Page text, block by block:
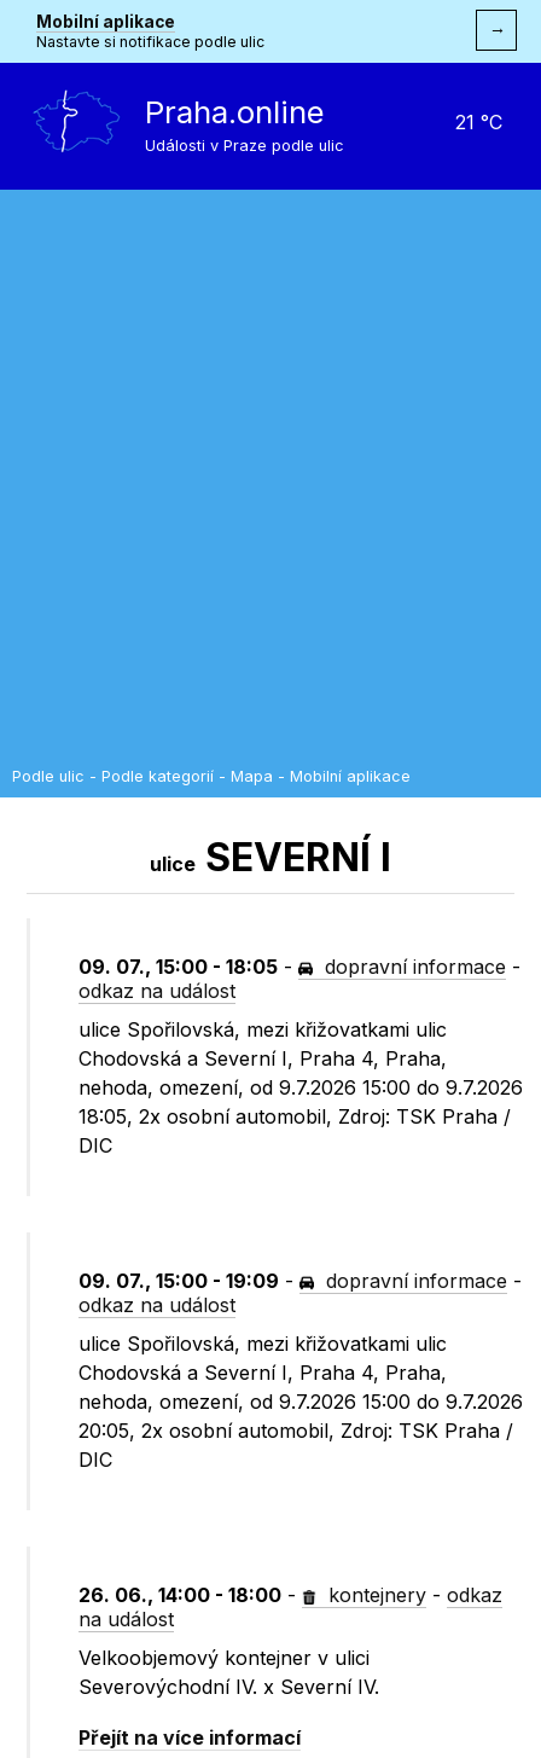
Mobilní aplikace
Nastavte si notifikace podle ulic
→
Praha.online
Události v Praze podle ulic
21 °C
Podle ulic - Podle kategorií - Mapa - Mobilní aplikace
ulice SEVERNÍ I
09. 07., 15:00 - 18:05 - dopravní informace -
odkaz na událost
ulice Spořilovská, mezi křižovatkami ulic
Chodovská a Severní I, Praha 4, Praha,
nehoda, omezení, od 9.7.2026 15:00 do 9.7.2026
18:05, 2x osobní automobil, Zdroj: TSK Praha /
DIC
09. 07., 15:00 - 19:09 - dopravní informace -
odkaz na událost
ulice Spořilovská, mezi křižovatkami ulic
Chodovská a Severní I, Praha 4, Praha,
nehoda, omezení, od 9.7.2026 15:00 do 9.7.2026
20:05, 2x osobní automobil, Zdroj: TSK Praha /
DIC
26. 06., 14:00 - 18:00 - kontejnery -odkaz
na událost
Velkoobjemový kontejner v ulici
Severovýchodní IV. x Severní IV.
Přejít na více informací